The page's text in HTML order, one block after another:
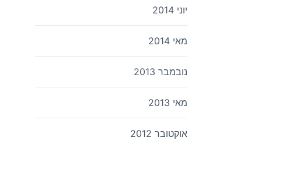
יוני 2014
מאי 2014
נובמבר 2013
מאי 2013
אוקטובר 2012